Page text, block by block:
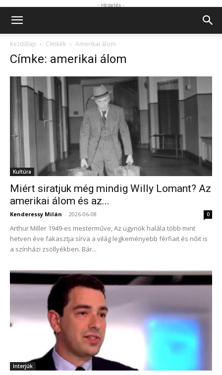
- Hirdetés -
Kezdőlap Címkék Amerikai álom
Címke: amerikai álom
Kultúra
Miért siratjuk még mindig Willy Lomant? Az
amerikai álom és az...
Kenderessy Milán - 2026-06-08 0
Arthur Miller 1949-es mesterműve, Az ügynök halála több mint
hetven éve fakasztja sírva a világ legkeményebb férfiait és nőit is
a színházi zsöllyékben. Bár...
Interjúk